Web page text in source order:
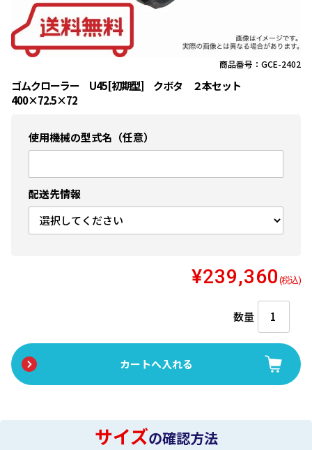
商品番号：GCE-2402
ゴムクローラー U45[初期型] クボタ ２本セット
400×72.5×72
使用機械の型式名（任意）
配送先情報
¥239,360 (税込)
数量
サイズの確認方法